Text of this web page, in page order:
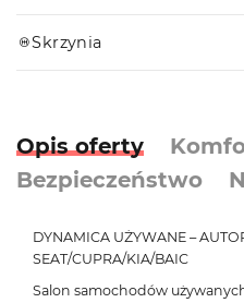
Skrzynia
Opis oferty
Bezpieczeństwo
DYNAMICA UŻYWANE –
SEAT/CUPRA/KIA/BAIC
Salon samochodów